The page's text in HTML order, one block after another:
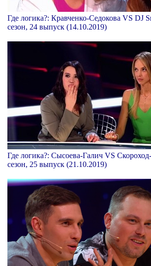
Где логика?: Кравченко-Седокова VS DJ
сезон, 24 выпуск (14.10.2019)
Где логика?: Сысоева-Галич VS
сезон, 25 выпуск (21.10.2019)